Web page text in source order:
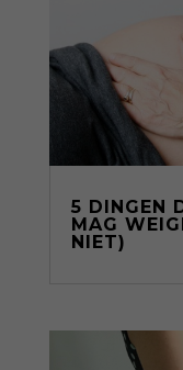
5 DINGEN
MAG
NIET)